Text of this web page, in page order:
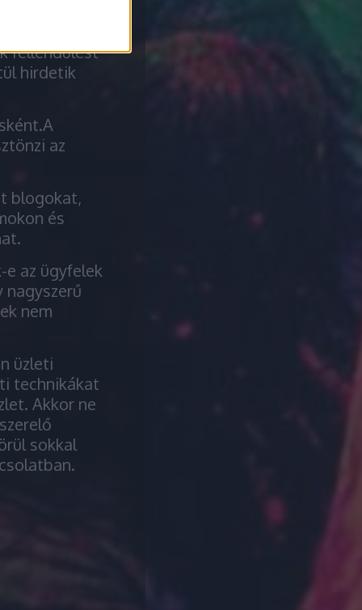
akkor
ezeket a
fellendülést
hirdetik
az
blogokat,
és
e az ügyfelek
nagyszerű
nem
üzleti
technikákat
Akkor ne
sokkal